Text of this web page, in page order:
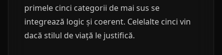
primele cinci categorii de mai sus se
integrează logic și coerent. Celelalte cinci vin
dacă stilul de viață le justifică.